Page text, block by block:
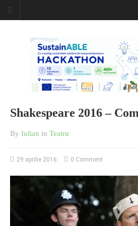
Shakespeare 2016 –
By Iulian in Teatru
29 aprilie 2016 0 Comment